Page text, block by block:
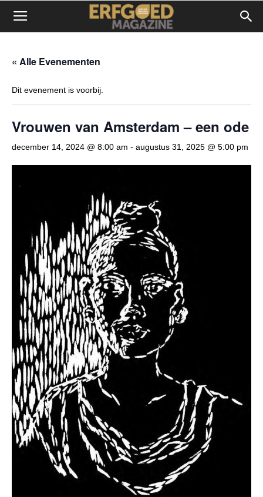
« Alle Evenementen
Dit evenement is voorbij.
Vrouwen van Amsterdam – een ode
december 14, 2024 @ 8:00 am - augustus 31, 2025 @ 5:00 pm